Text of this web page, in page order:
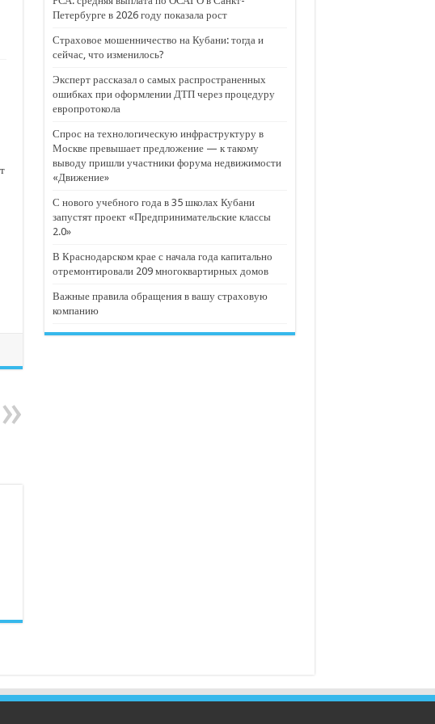
Петербурге в 2026 году показала рост
Страховое мошенничество на Кубани: тогда и
сейчас, что изменилось?
Эксперт рассказал о самых распространенных
ошибках при оформлении ДТП через процедуру
европротокола
Спрос на технологическую инфраструктуру в
Москве превышает предложение — к такому
выводу пришли участники форума недвижимости
«Движение»
С нового учебного года в 35 школах Кубани
запустят проект «Предпринимательские классы
2.0»
В Краснодарском крае с начала года капитально
отремонтировали 209 многоквартирных домов
Важные правила обращения в вашу страховую
компанию